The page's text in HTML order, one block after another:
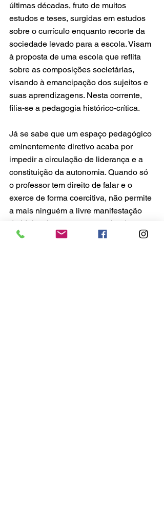
últimas décadas, fruto de muitos
estudos e teses, surgidas em estudos
sobre o currículo enquanto recorte da
sociedade levado para a escola. Visam
à proposta de uma escola que reflita
sobre as composições societárias,
visando à emancipação dos sujeitos e
suas aprendizagens. Nesta corrente,
filia-se a pedagogia histórico-crítica.
Já se sabe que um espaço pedagógico
eminentemente diretivo acaba por
impedir a circulação de liderança e a
constituição da autonomia. Quando só
o professor tem direito de falar e o
exerce de forma coercitiva, não permite
a mais ninguém a livre manifestação
de ideias, interesses, o revelar da
historicidade.